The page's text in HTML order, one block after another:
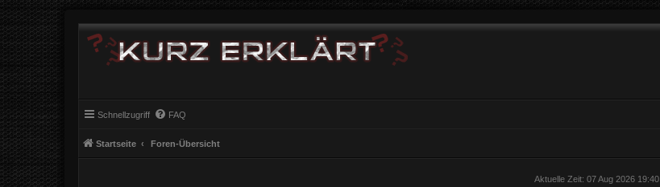
Schnellzugriff FAQ
Startseite Foren-Übersicht
Aktuelle Zeit: 07 Aug 2026 19:40